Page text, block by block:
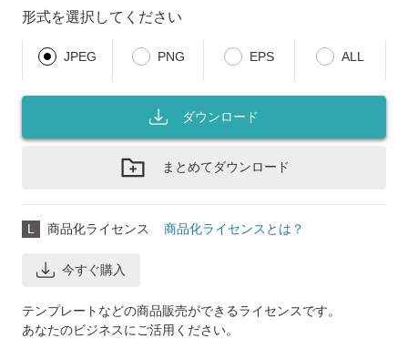
形式を選択してください
JPEG PNG EPS ALL
ダウンロード
まとめてダウンロード
L 商品化ライセンス 商品化ライセンスとは？
今すぐ購入
テンプレートなどの商品販売ができるライセンスです。
あなたのビジネスにご活用ください。